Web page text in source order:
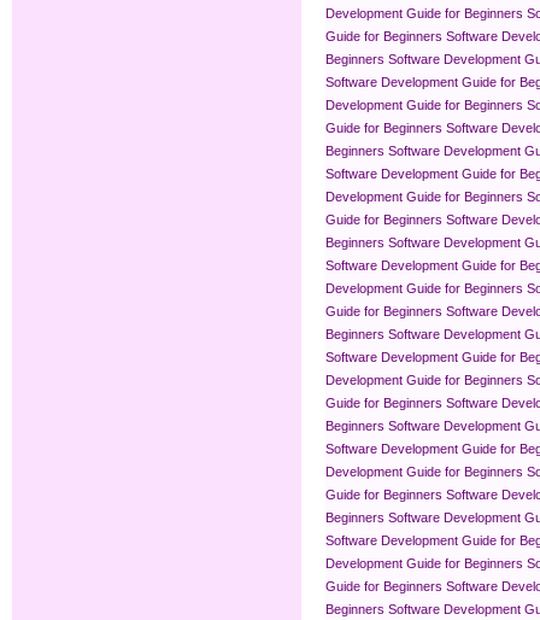
Development Guide for Beginners
Guide for Beginners Software
Beginners Software Development
Software Development Guide for
Development Guide for Beginners
Guide for Beginners Software
Beginners Software Development
Software Development Guide for
Development Guide for Beginners
Guide for Beginners Software
Beginners Software Development
Software Development Guide for
Development Guide for Beginners
Guide for Beginners Software
Beginners Software Development
Software Development Guide for
Development Guide for Beginners
Guide for Beginners Software
Beginners Software Development
Software Development Guide for
Development Guide for Beginners
Guide for Beginners Software
Beginners Software Development
Software Development Guide for
Development Guide for Beginners
Guide for Beginners Software
Beginners Software Development